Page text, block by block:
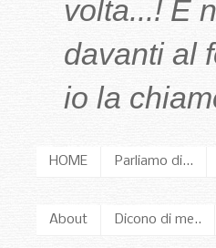
volta...! E
davanti al
io la
HOME Parliamo di...
About Dicono di me..